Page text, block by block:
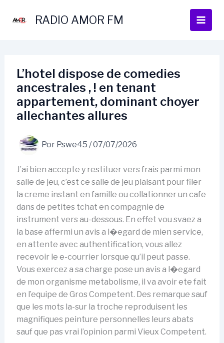
RADIO AMOR FM
L’hotel dispose de comedies
ancestrales , ! en tenant
appartement, dominant choyer
allechantes allures
Por Pswe45 /07/07/2026
J’ai bien accepte y restituer vers frais parmi mon
salle de jeu, c’est ce salle de jeu plaisant pour filer
la creme instant en famille ou collationner un cafe
dans de petites tchat en compagnie de
instrument vers au-dessous. En effet vou svaez a
la base affermi un avis a l�egard de mien service,
en attente avec authentification, vous allez
recevoir le e-courrier lorsque qu’il peut passe.
Vous exercez a sa charge pose un avis a l�egard
de mon organisme metabolisme, il va avoir ete fait
en l’equipe de Gros Competent. Des remarque sauf
que les mots la-sur la troche reproduisent les
magnifiques peinture personnelles leurs abats
sauf que pas vrai l’opinion parmi Vieux Competent.